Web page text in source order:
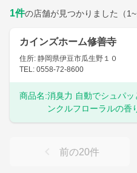
1件の店舗が見つかりました （
カインズホーム修善寺
住所: 静岡県伊豆市瓜生野１０
TEL: 0558-72-8600
商品名:消臭力 自動でシュパ
ンクルフローラルの香
前の20件